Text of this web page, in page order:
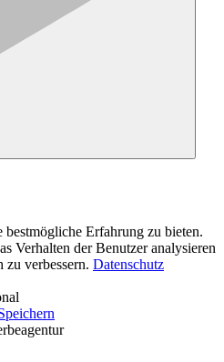
Erfahrung zu bieten.
Verhalten der Benutzer analysieren
verbessern. Datenschutz